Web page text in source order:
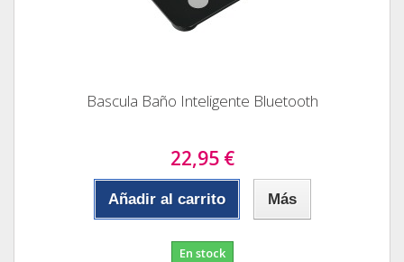
Bascula Baño Inteligente Bluetooth
22,95 €
Añadir al carrito Más
En stock